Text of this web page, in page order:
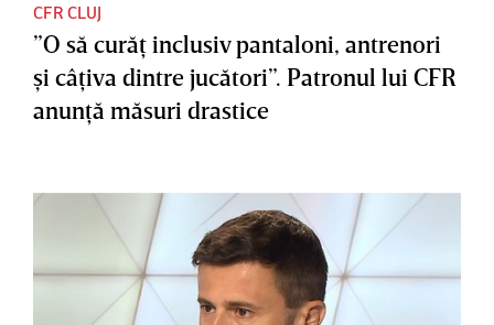
CFR CLUJ
”O să curăţ inclusiv pantaloni, antrenori
şi câţiva dintre jucători”. Patronul lui CFR
anunţă măsuri drastice